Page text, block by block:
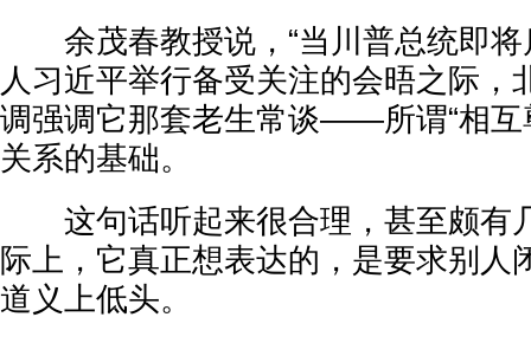
余茂春教授说，“当川普总统即将
人习近平举行备受关注的会晤之际，
调强调它那套老生常谈——所谓“相互
关系的基础。
这句话听起来很合理，甚至颇有
际上，它真正想表达的，是要求别人
道义上低头。